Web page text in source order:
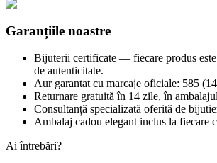
Garanțiile noastre
Bijuterii certificate — fiecare produs
de autenticitate.
Aur garantat cu marcaje oficiale: 585
Returnare gratuită în 14 zile, în
Consultanță specializată oferită de
Ambalaj cadou elegant inclus la fiecare
Ai întrebări?